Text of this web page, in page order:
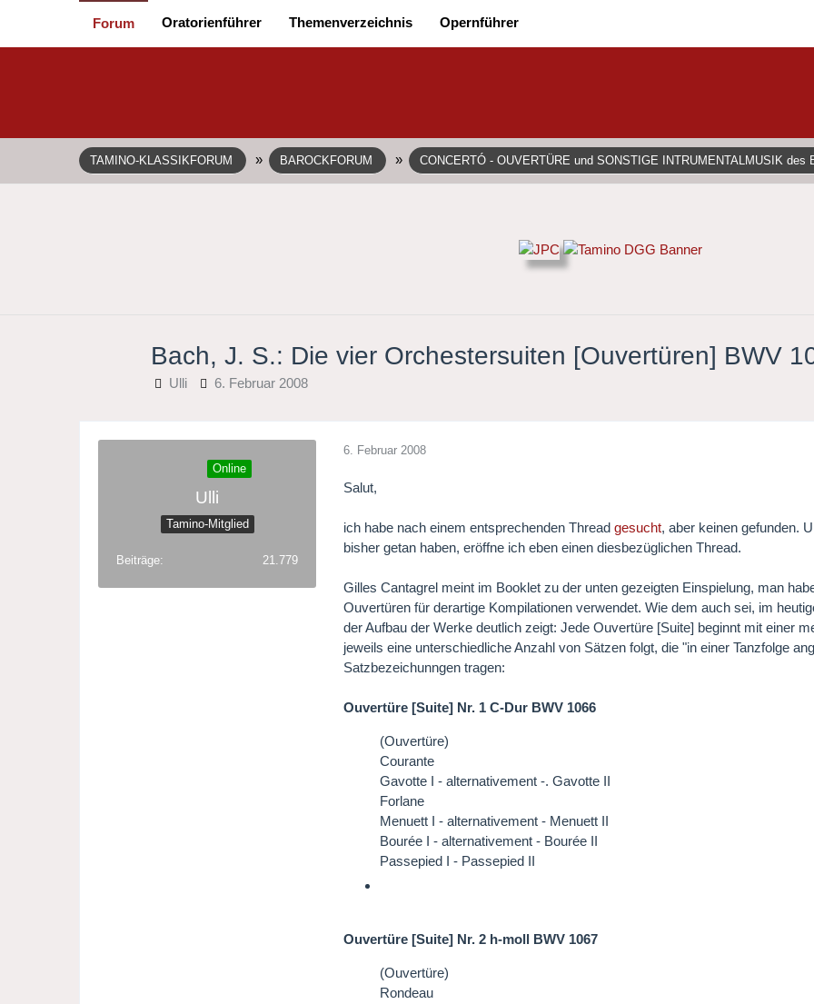
Forum Oratorienführer Themenverzeichnis Opernführer
TAMINO-KLASSIKFORUM » BAROCKFORUM » CONCERTÓ - OUVERTÜRE und SONSTIGE INTRUMENTALMUSIK des
Bach, J. S.: Die vier Orchestersuiten [Ouvertüren] BWV
Ulli 6. Februar 2008
Online
Ulli
Tamino-Mitglied
Beiträge 21.779
6. Februar 2008
Salut,
ich habe nach einem entsprechenden Threadgesucht, aber keinen gefunden.
bisher getan haben, eröffne ich eben einen diesbezüglichen Thread.
Gilles Cantagrel meint im Booklet zu der unten gezeigten Einspielung, man
Ouvertüren für derartige Kompilationen verwendet. Wie dem auch sei, im
der Aufbau der Werke deutlich zeigt: Jede Ouvertüre [Suite] beginnt mit einer
jeweils eine unterschiedliche Anzahl von Sätzen folgt, die "in einer Tanzfolge
Satzbezeichunngen tragen:
Ouvertüre [Suite] Nr. 1 C-Dur BWV 1066
(Ouvertüre)
Courante
Gavotte I - alternativement -. Gavotte II
Forlane
Menuett I - alternativement - Menuett II
Bourée I - alternativement - Bourée II
Passepied I - Passepied II
Ouvertüre [Suite] Nr. 2 h-moll BWV 1067
(Ouvertüre)
Rondeau